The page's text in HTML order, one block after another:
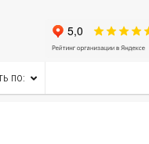
по: